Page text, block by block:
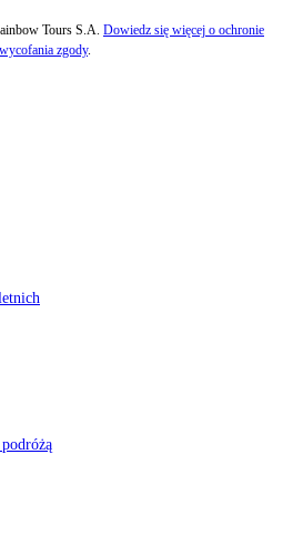
Tours S.A. Dowiedz się więcej o ochronie
zgody.